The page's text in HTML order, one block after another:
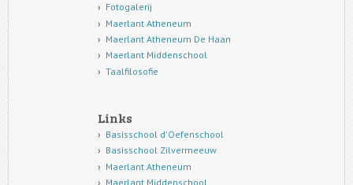
Fotogalerij
Maerlant Atheneum
Maerlant Atheneum De Haan
Maerlant Middenschool
Taalfilosofie
Links
Basisschool d'Oefenschool
Basisschool Zilvermeeuw
Maerlant Atheneum
Maerlant Middenschool